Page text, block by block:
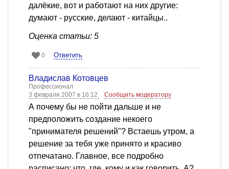
далёкие, вот и работают на них другие:
думают - русские, делают - китайцы..
Оценка статьи: 5
0 Ответить
Владислав Котовцев
Профессионал
3 февраля 2007 в 16:12
Сообщить модератору
А почему бы не пойти дальше и не
предположить создание некоего
"принимателя решений"? Встаешь утром, а
решение за тебя уже принято и красиво
отпечатано. Главное, все подробно